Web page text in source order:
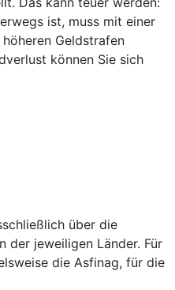
ist, muss mit einer
Geldstrafen
können Sie sich
über die
der jeweiligen Länder. Für
die Asfinag, für die